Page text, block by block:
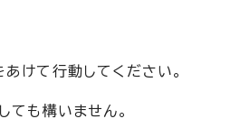
けて行動してください。
ても構いません。